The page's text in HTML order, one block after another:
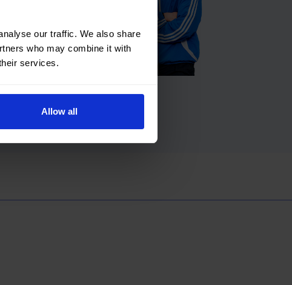
our traffic. We also share
who may combine it with
services.
Allow all
5 años